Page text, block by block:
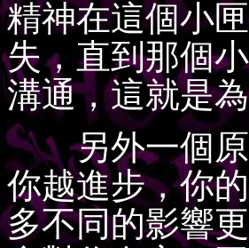
精神在這個小
失，直到那個
溝通，這就是
另外一個原因
你越進步，你
多不同的影響